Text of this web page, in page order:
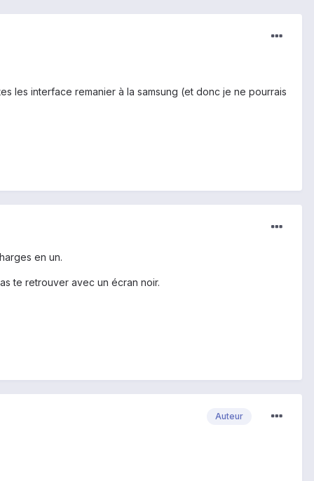
les interface remanier à la samsung (et donc je ne pourrais
en un.
te retrouver avec un écran noir.
Auteur